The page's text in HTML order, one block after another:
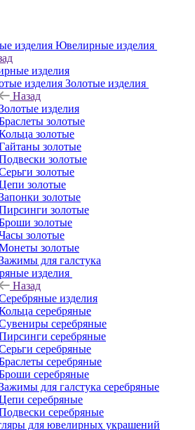
Ювелирные изделия
изделия
Золотые изделия
Назад
изделия
золотые
золотые
золотые
золотые
золотые
золотые
золотые
золотые
золотые
золотые
золотые
для галстука
изделия
Назад
изделия
серебряные
серебряные
серебряные
серебряные
серебряные
серебряные
для галстука серебряные
серебряные
серебряные